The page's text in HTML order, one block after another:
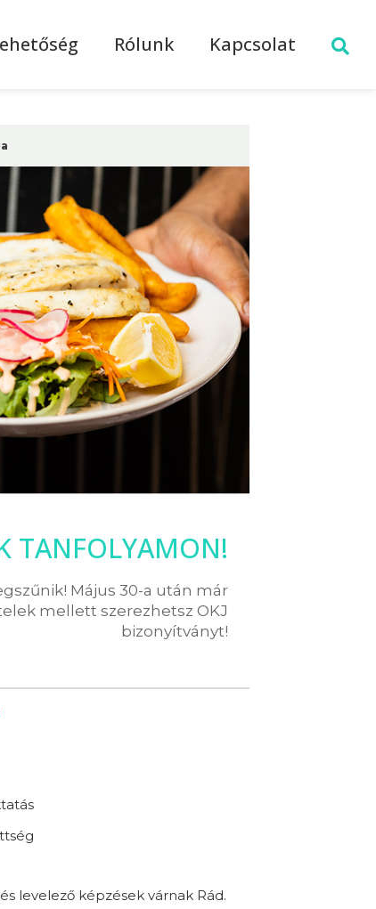
Rólunk Kapcsolat
TANFOLYAMON!
Május 30-a után már
mellett szerezhetsz OKJ
bizonyítványt!
levelező képzések várnak Rád.